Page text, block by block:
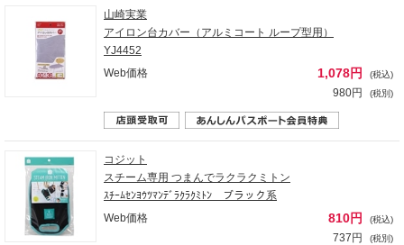
山崎実業
アイロン台カバー（アルミコート ループ型用）
YJ4452
Web価格
1,078円 (税込)
980円 (税別)
コジット
スチーム専用 つまんでラクラクミトン
ｽﾁｰﾑｾﾝﾖｳﾂﾏﾝﾃﾞﾗｸﾗｸﾐﾄﾝ ブラック系
Web価格
810円 (税込)
737円 (税別)